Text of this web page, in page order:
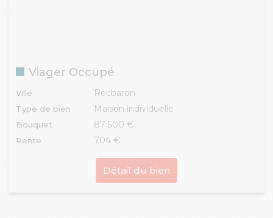
Viager Occupé
Ville Rocbaron
Type de bien Maison individuelle
Bouquet 87 500 €
Rente 704 €
Détail du bien